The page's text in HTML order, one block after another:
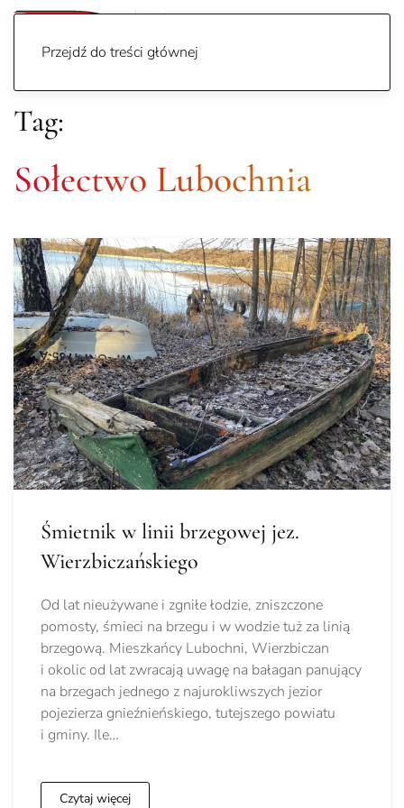
Przejdź do treści głównej
Tag:
Sołectwo Lubochnia
Śmietnik w linii brzegowej jez.
Wierzbiczańskiego
Od lat nieużywane i zgniłe łodzie, zniszczone
pomosty, śmieci na brzegu i w wodzie tuż za linią
brzegową. Mieszkańcy Lubochni, Wierzbiczan
i okolic od lat zwracają uwagę na bałagan panujący
na brzegach jednego z najurokliwszych jezior
pojezierza gnieźnieńskiego, tutejszego powiatu
i gminy. Ile…
Czytaj więcej